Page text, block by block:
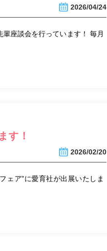
2026/04/24
座談会を行っています！ 毎月
2026/02/20
す！
ェア"に愛育社が出展いたしま